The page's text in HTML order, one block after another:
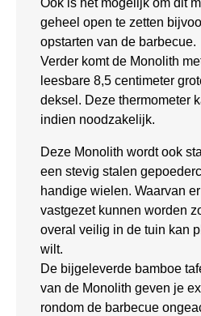
Ook is het mogelijk om dit
geheel open te zetten
opstarten van de barbecue.
Verder komt de Monolith
leesbare 8,5 centimeter
deksel. Deze thermometer
indien noodzakelijk.
Deze Monolith wordt ook
een stevig stalen
handige wielen. Waarvan
vastgezet kunnen worden
overal veilig in de tuin kan
wilt.
De bijgeleverde bamboe
van de Monolith geven je
rondom de barbecue